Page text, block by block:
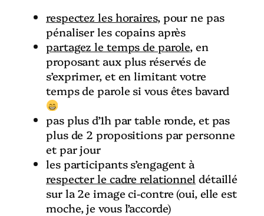
respectez les horaires, pour ne pas
pénaliser les copains après
partagez le temps de parole, en
proposant aux plus réservés de
s’exprimer, et en limitant votre
temps de parole si vous êtes bavard
pas plus d’1h par table ronde, et pas
plus de 2 propositions par personne
et par jour
les participants s’engagent à
respecter le cadre relationnel détaillé
sur la 2e image ci-contre (oui, elle est
moche, je vous l’accorde)